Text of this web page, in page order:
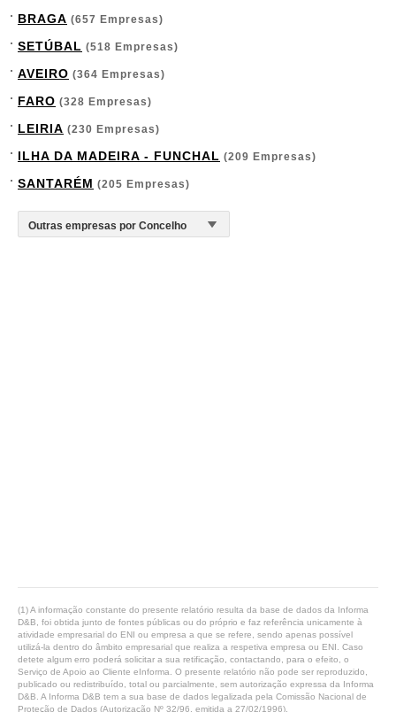
BRAGA (657 Empresas)
SETÚBAL (518 Empresas)
AVEIRO (364 Empresas)
FARO (328 Empresas)
LEIRIA (230 Empresas)
ILHA DA MADEIRA - FUNCHAL (209 Empresas)
SANTARÉM (205 Empresas)
(1) A informação constante do presente relatório resulta da base de dados da Informa
D&B, foi obtida junto de fontes públicas ou do próprio e faz referência unicamente à
atividade empresarial do ENI ou empresa a que se refere, sendo apenas possível
utilizá-la dentro do âmbito empresarial que realiza a respetiva empresa ou ENI. Caso
detete algum erro poderá solicitar a sua retificação, contactando, para o efeito, o
Serviço de Apoio ao Cliente eInforma. O presente relatório não pode ser reproduzido,
publicado ou redistribuído, total ou parcialmente, sem autorização expressa da Informa
D&B. A Informa D&B tem a sua base de dados legalizada pela Comissão Nacional de
Proteção de Dados (Autorização Nº 32/96, emitida a 27/02/1996).